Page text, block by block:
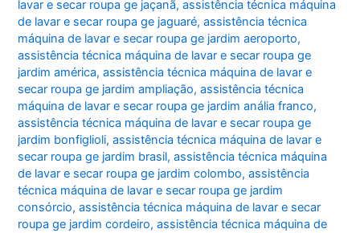
lavar e secar roupa ge jaçanã,assistência técnica máquina
de lavar e secar roupa ge jaguaré,assistência técnica
máquina de lavar e secar roupa ge jardim aeroporto,
assistência técnica máquina de lavar e secar roupa ge
jardim américa,assistência técnica máquina de lavar e
secar roupa ge jardim ampliação,assistência técnica
máquina de lavar e secar roupa ge jardim anália franco,
assistência técnica máquina de lavar e secar roupa ge
jardim bonfiglioli,assistência técnica máquina de lavar e
secar roupa ge jardim brasil,assistência técnica máquina
de lavar e secar roupa ge jardim colombo,assistência
técnica máquina de lavar e secar roupa ge jardim
consórcio,assistência técnica máquina de lavar e secar
roupa ge jardim cordeiro,assistência técnica máquina de